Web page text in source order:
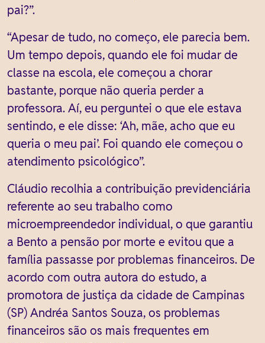
pai?”.
“Apesar de tudo, no começo, ele parecia bem.
Um tempo depois, quando ele foi mudar de
classe na escola, ele começou a chorar
bastante, porque não queria perder a
professora. Aí, eu perguntei o que ele estava
sentindo, e ele disse: ‘Ah, mãe, acho que eu
queria o meu pai’. Foi quando ele começou o
atendimento psicológico”.
Cláudio recolhia a contribuição previdenciária
referente ao seu trabalho como
microempreendedor individual, o que garantiu
a Bento a pensão por morte e evitou que a
família passasse por problemas financeiros. De
acordo com outra autora do estudo, a
promotora de justiça da cidade de Campinas
(SP) Andréa Santos Souza, os problemas
financeiros são os mais frequentes em